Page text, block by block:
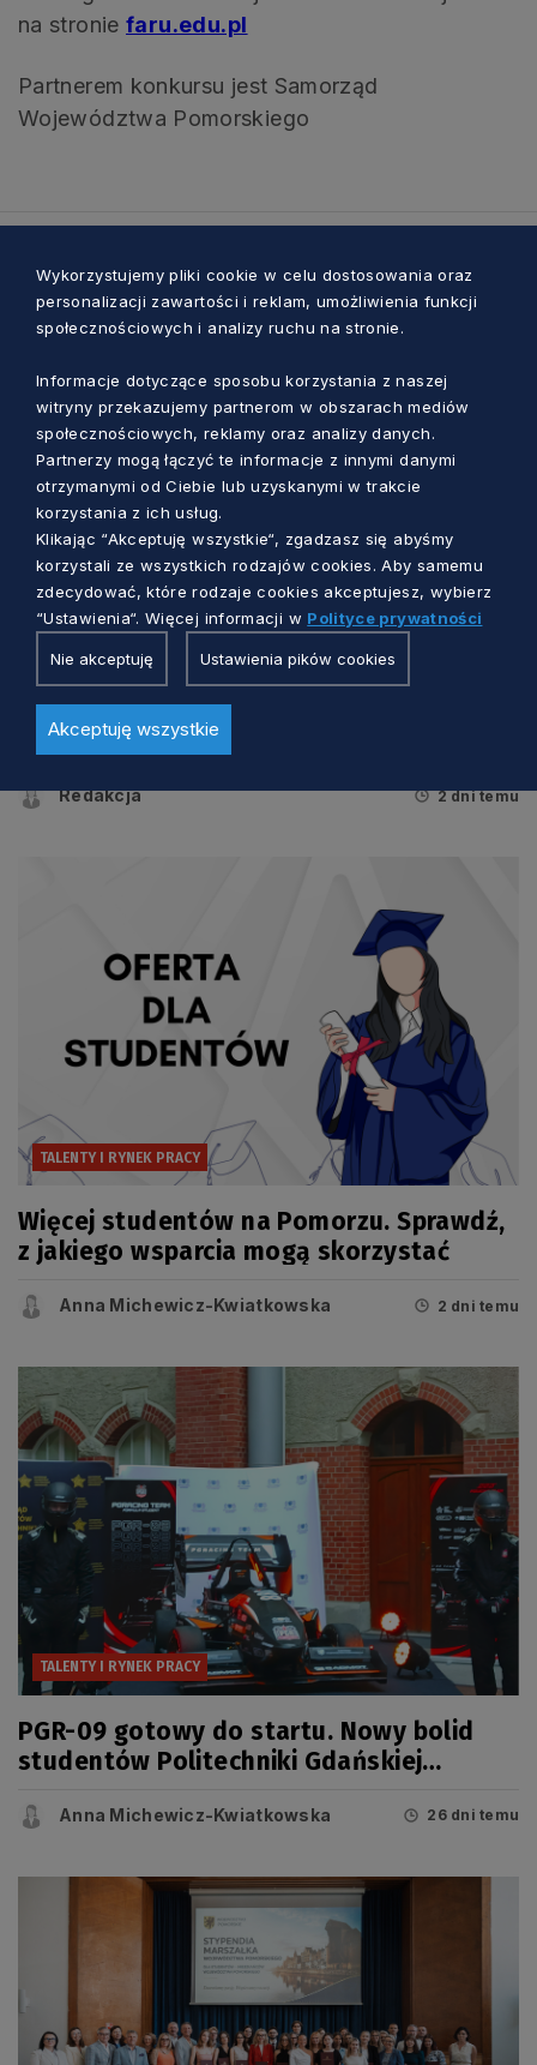
na stronie faru.edu.pl
Partnerem konkursu jest Samorząd
Województwa Pomorskiego
Zobacz również
Pracodawco, pomóż określić, jak będzie
wyglądał rynek pracy w przyszłości
Redakcja 2 dni temu
TALENTY I RYNEK PRACY
Więcej studentów na Pomorzu. Sprawdź,
z jakiego wsparcia mogą skorzystać
Anna Michewicz-Kwiatkowska 2 dni temu
TALENTY I RYNEK PRACY
PGR-09 gotowy do startu. Nowy bolid
studentów Politechniki Gdańskiej
Student
Anna Michewicz-Kwiatkowska 26 dni temu
Wykorzystujemy pliki cookie w celu dostosowania oraz
personalizacji zawartości i reklam, umożliwienia funkcji
społecznościowych i analizy ruchu na stronie.
Informacje dotyczące sposobu korzystania z naszej
witryny przekazujemy partnerom w obszarach mediów
społecznościowych, reklamy oraz analizy danych.
Partnerzy mogą łączyć te informacje z innymi danymi
otrzymanymi od Ciebie lub uzyskanymi w trakcie
korzystania z ich usług.
Klikając “Akceptuję wszystkie“, zgadzasz się abyśmy
korzystali ze wszystkich rodzajów cookies. Aby samemu
zdecydować, które rodzaje cookies akceptujesz, wybierz
“Ustawienia“. Więcej informacji w Polityce prywatności
Nie akceptuję Ustawienia pików cookies
Akceptuję wszystkie